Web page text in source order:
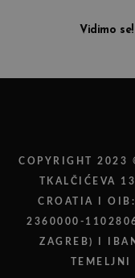
Vidimo se!
COPYRIGHT 2023
TKALČIĆEVA
CROATIA I
2360000-
ZAGREB) I